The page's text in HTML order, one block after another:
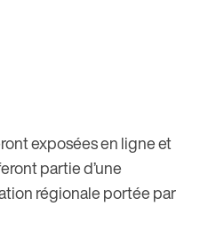
exposées en ligne et
partie d’une
régionale portée par